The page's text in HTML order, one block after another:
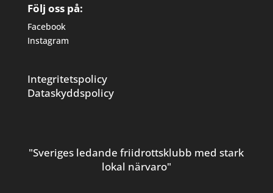
Följ oss på:
Facebook
Instagram
Integritetspolicy
Dataskyddspolicy
"Sveriges ledande friidrottsklubb med stark
lokal närvaro"